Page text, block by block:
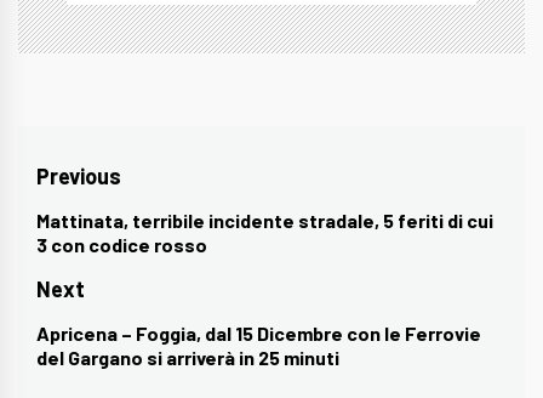
Navigazione
articoli
Previous
Previous
post:
Mattinata, terribile incidente stradale, 5 feriti di cui
3 con codice rosso
Next
Next
post:
Apricena – Foggia, dal 15 Dicembre con le Ferrovie
del Gargano si arriverà in 25 minuti